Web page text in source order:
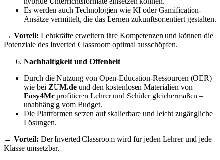
Es werden auch Technologien wie KI oder Gamification-
Ansätze vermittelt, die das Lernen zukunftsorientiert gestalten.
→ Vorteil: Lehrkräfte erweitern ihre Kompetenzen und können die
Potenziale des Inverted Classroom optimal ausschöpfen.
Nachhaltigkeit und Offenheit
Durch die Nutzung von Open-Education-Ressourcen (OER)
wie bei ZUM.de und den kostenlosen Materialien von
Easy4Me profitieren Lehrer und Schüler gleichermaßen –
unabhängig vom Budget.
Die Plattformen setzen auf skalierbare und leicht zugängliche
Lösungen.
→ Vorteil: Der Inverted Classroom wird für jeden Lehrer und jede
Klasse umsetzbar.